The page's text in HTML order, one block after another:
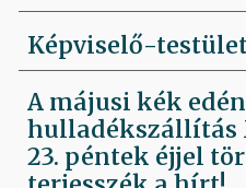
Képviselő-
A májusi kék
hulladékszállítás
23. péntek éjjel